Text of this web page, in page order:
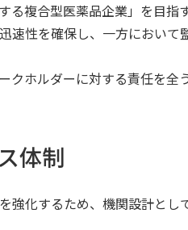
複合型医薬品企業」を目指
速性を確保し、一方におい
クホルダーに対する責任を
体制
化するため、機関設計とし